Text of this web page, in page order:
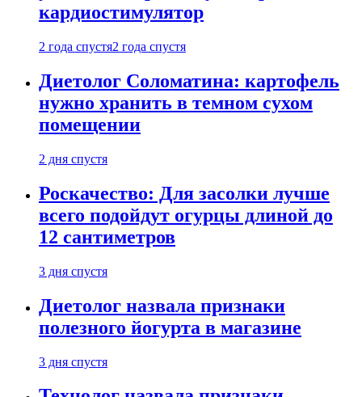
кардиостимулятор
2 года спустя2 года спустя
Диетолог Соломатина: картофель
нужно хранить в темном сухом
помещении
2 дня спустя
Роскачество: Для засолки лучше
всего подойдут огурцы длиной до
12 сантиметров
3 дня спустя
Диетолог назвала признаки
полезного йогурта в магазине
3 дня спустя